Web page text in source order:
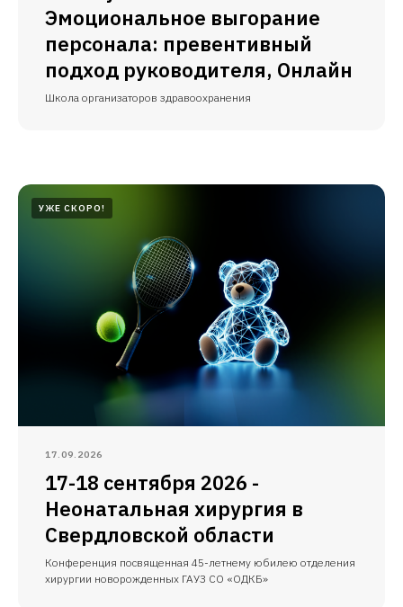
Эмоциональное выгорание
персонала: превентивный
подход руководителя, Онлайн
Школа организаторов здравоохранения
УЖЕ СКОРО!
17.09.2026
17-18 сентября 2026 -
Неонатальная хирургия в
Свердловской области
Конференция посвященная 45-летнему юбилею отделения
хирургии новорожденных ГАУЗ СО «ОДКБ»